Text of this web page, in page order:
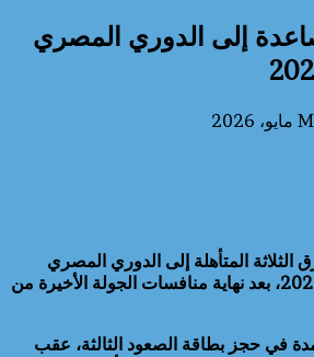
إلى الدوري المصري
المتأهلة إلى الدوري المصري
الممتاز لموسم 2026-2027، بعد نهاية منافسات الجولة الأخيرة من
في حجز بطاقة الصعود الثالثة، عقب